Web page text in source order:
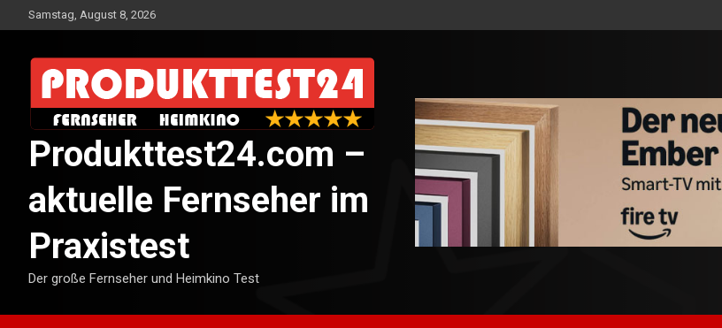
to
Samstag, August 8, 2026
Produkttest24.com –
aktuelle Fernseher im
Praxistest
Der große Fernseher und Heimkino Test